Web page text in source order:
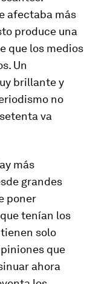
afectaba más
produce una
que los medios
Un
brillante y
no
va
más
grandes
poner
tenían los
solo
que
ahora